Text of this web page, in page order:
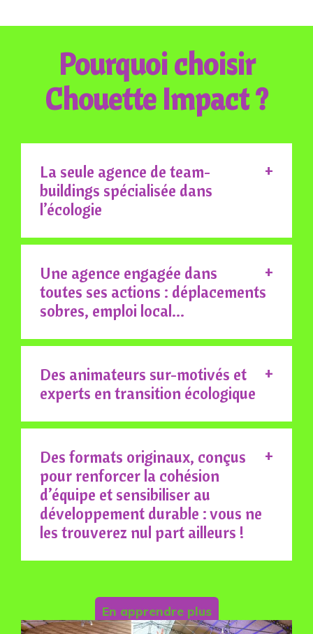
Pourquoi choisir
Chouette Impact ?
La seule agence de team-
buildings spécialisée dans
l’écologie
Une agence engagée dans
toutes ses actions : déplacements
sobres, emploi local…
Des animateurs sur-motivés et
experts en transition écologique
Des formats originaux, conçus
pour renforcer la cohésion
d’équipe et sensibiliser au
développement durable : vous ne
les trouverez nul part ailleurs !
En apprendre plus